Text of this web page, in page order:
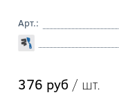
Арт.:
376 руб / шт.